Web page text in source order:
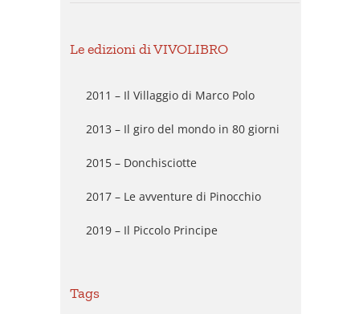
Le edizioni di VIVOLIBRO
2011 – Il Villaggio di Marco Polo
2013 – Il giro del mondo in 80 giorni
2015 – Donchisciotte
2017 – Le avventure di Pinocchio
2019 – Il Piccolo Principe
Tags